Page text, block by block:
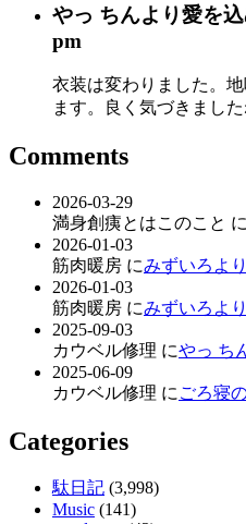
やっ ちんより愛を
pm
衣装は変わりました。
ます。良く気づきました
Comments
2026-03-29
満身創痍とはこのこと に
2026-01-03
筋肉暖房 にみずいろより
2026-01-03
筋肉暖房 にみずいろより
2025-09-03
カウベル修理 にやっ ち
2025-06-09
カウベル修理 に ごろ寝
Categories
駄日記 (3,998)
Music (141)